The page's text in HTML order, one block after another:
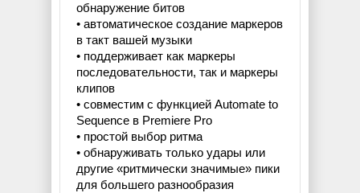
обнаружение битов
• автоматическое создание маркеров
в такт вашей музыки
• поддерживает как маркеры
последовательности, так и маркеры
клипов
• совместим с функцией Automate to
Sequence в Premiere Pro
• простой выбор ритма
• обнаруживать только удары или
другие «ритмически значимые» пики
для большего разнообразия